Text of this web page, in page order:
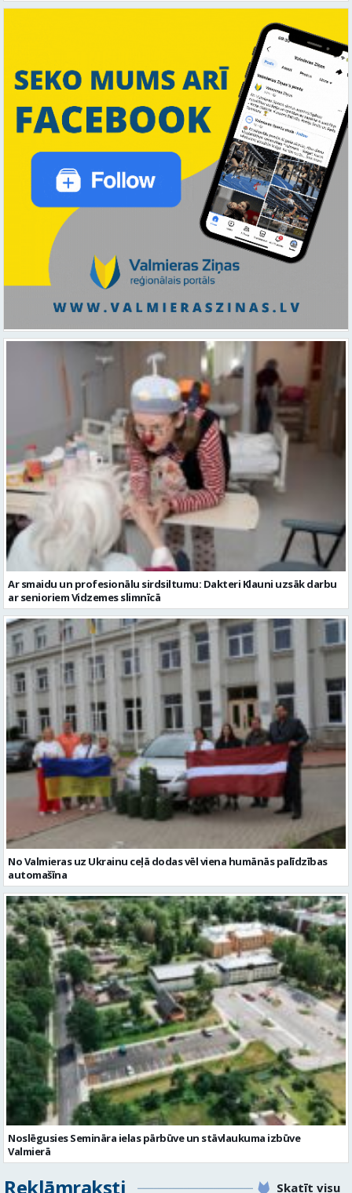
Ar smaidu un profesionālu sirdsiltumu: Dakteri Klauni uzsāk darbu
ar senioriem Vidzemes slimnīcā
No Valmieras uz Ukrainu ceļā dodas vēl viena humānās palīdzības
automašīna
Noslēgusies Semināra ielas pārbūve un stāvlaukuma izbūve
Valmierā
Reklāmraksti Skatīt visu